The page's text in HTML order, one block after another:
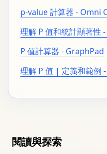
p-value 計算器 - Omni
理解 P 值和統計顯著性
P 值計算器 - GraphPad
理解 P 值 | 定義和範例
閱讀與探索